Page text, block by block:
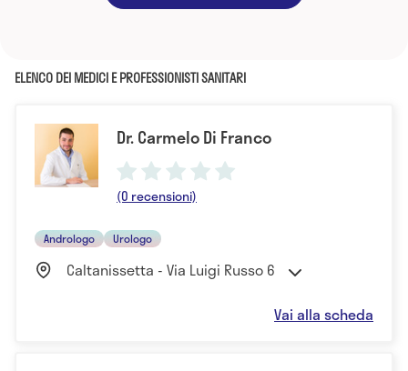
ELENCO DEI MEDICI E PROFESSIONISTI SANITARI
Dr. Carmelo Di Franco
(0 recensioni)
Andrologo Urologo
Caltanissetta - Via Luigi Russo 6
Vai alla scheda